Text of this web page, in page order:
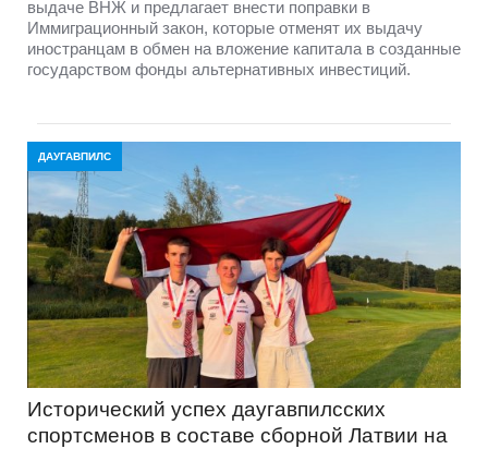
выдаче ВНЖ и предлагает внести поправки в
Иммиграционный закон, которые отменят их выдачу
иностранцам в обмен на вложение капитала в созданные
государством фонды альтернативных инвестиций.
ДАУГАВПИЛС
Исторический успех даугавпилсских
спортсменов в составе сборной Латвии на